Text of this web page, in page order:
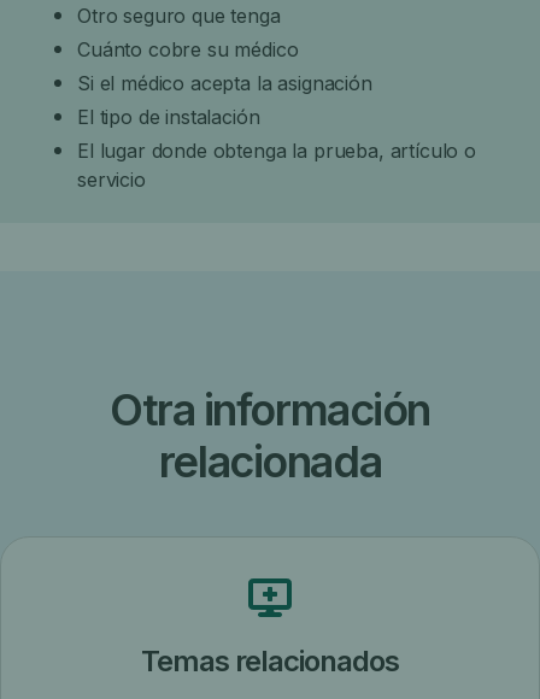
Otro seguro que tenga
Cuánto cobre su médico
Si el médico acepta la asignación
El tipo de instalación
El lugar donde obtenga la prueba, artículo o
servicio
Otra información
relacionada
Temas relacionados